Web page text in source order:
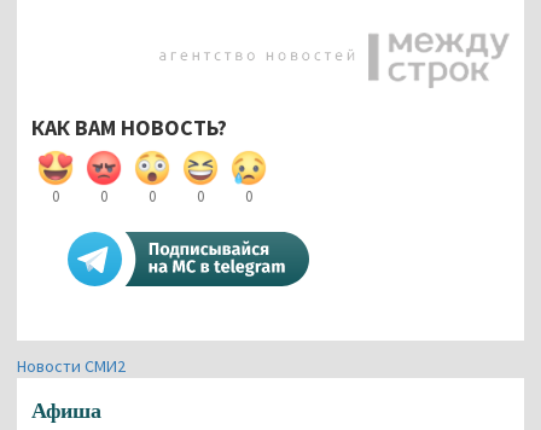
КАК ВАМ НОВОСТЬ?
0 0 0 0 0
Новости СМИ2
Афиша